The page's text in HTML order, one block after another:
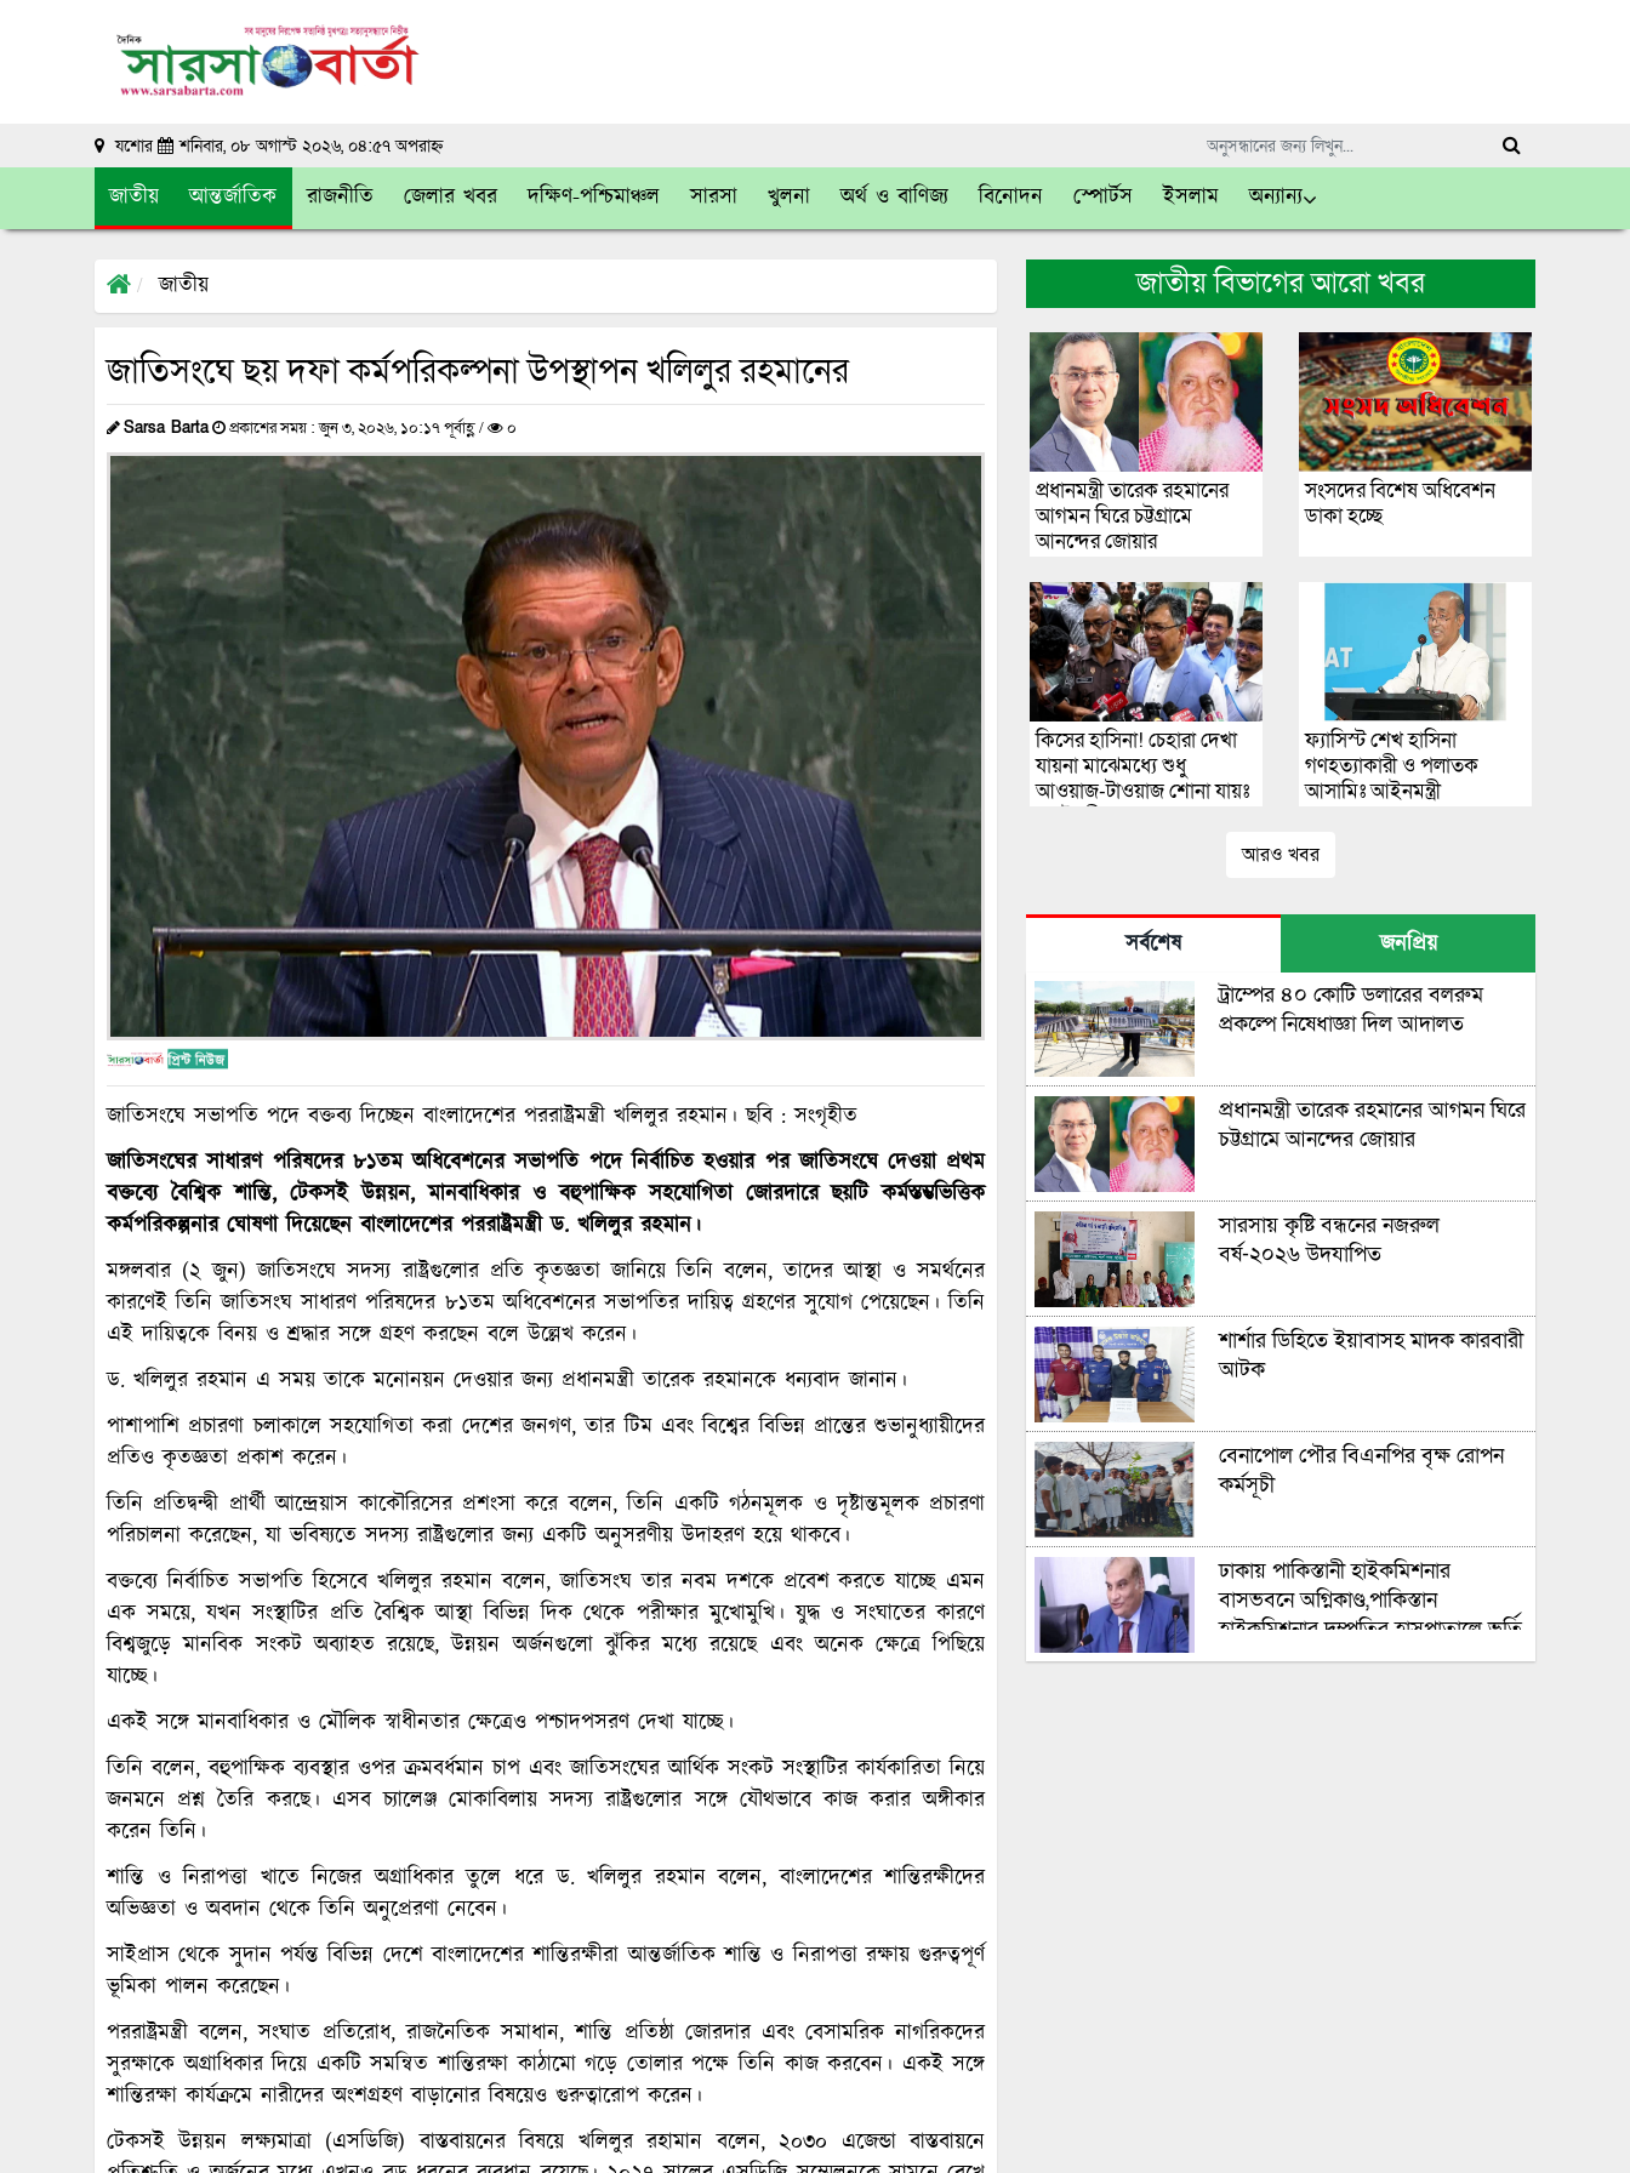
যশোর শনিবার, ০৮ অগাস্ট ২০২৬, ০৪:৫৭ অপরাহ্ন
জাতীয় আন্তর্জাতিক রাজনীতি জেলার খবর দক্ষিণ-পশ্চিমাঞ্চল সারসা খুলনা অর্থ ও বাণিজ্য বিনোদন স্পোর্টস ইসলাম অন্যান্য
জাতীয়
জাতিসংঘে ছয় দফা কর্মপরিকল্পনা উপস্থাপন খলিলুর রহমানের
Sarsa Barta প্রকাশের সময় : জুন ৩, ২০২৬, ১০:১৭ পূর্বাহ্ণ / ০
জাতিসংঘে সভাপতি পদে বক্তব্য দিচ্ছেন বাংলাদেশের পররাষ্ট্রমন্ত্রী খলিলুর রহমান। ছবি : সংগৃহীত
জাতিসংঘের সাধারণ পরিষদের ৮১তম অধিবেশনের সভাপতি পদে নির্বাচিত হওয়ার পর জাতিসংঘে দেওয়া প্রথম
বক্তব্যে বৈশ্বিক শান্তি, টেকসই উন্নয়ন, মানবাধিকার ও বহুপাক্ষিক সহযোগিতা জোরদারে ছয়টি কর্মস্তম্ভভিত্তিক
কর্মপরিকল্পনার ঘোষণা দিয়েছেন বাংলাদেশের পররাষ্ট্রমন্ত্রী ড. খলিলুর রহমান।
মঙ্গলবার (২ জুন) জাতিসংঘে সদস্য রাষ্ট্রগুলোর প্রতি কৃতজ্ঞতা জানিয়ে তিনি বলেন, তাদের আস্থা ও সমর্থনের
কারণেই তিনি জাতিসংঘ সাধারণ পরিষদের ৮১তম অধিবেশনের সভাপতির দায়িত্ব গ্রহণের সুযোগ পেয়েছেন। তিনি
এই দায়িত্বকে বিনয় ও শ্রদ্ধার সঙ্গে গ্রহণ করছেন বলে উল্লেখ করেন।
ড. খলিলুর রহমান এ সময় তাকে মনোনয়ন দেওয়ার জন্য প্রধানমন্ত্রী তারেক রহমানকে ধন্যবাদ জানান।
পাশাপাশি প্রচারণা চলাকালে সহযোগিতা করা দেশের জনগণ, তার টিম এবং বিশ্বের বিভিন্ন প্রান্তের শুভানুধ্যায়ীদের
প্রতিও কৃতজ্ঞতা প্রকাশ করেন।
তিনি প্রতিদ্বন্দ্বী প্রার্থী আন্দ্রেয়াস কাকৌরিসের প্রশংসা করে বলেন, তিনি একটি গঠনমূলক ও দৃষ্টান্তমূলক প্রচারণা
পরিচালনা করেছেন, যা ভবিষ্যতে সদস্য রাষ্ট্রগুলোর জন্য একটি অনুসরণীয় উদাহরণ হয়ে থাকবে।
বক্তব্যে নির্বাচিত সভাপতি হিসেবে খলিলুর রহমান বলেন, জাতিসংঘ তার নবম দশকে প্রবেশ করতে যাচ্ছে এমন
এক সময়ে, যখন সংস্থাটির প্রতি বৈশ্বিক আস্থা বিভিন্ন দিক থেকে পরীক্ষার মুখোমুখি। যুদ্ধ ও সংঘাতের কারণে
বিশ্বজুড়ে মানবিক সংকট অব্যাহত রয়েছে, উন্নয়ন অর্জনগুলো ঝুঁকির মধ্যে রয়েছে এবং অনেক ক্ষেত্রে পিছিয়ে
যাচ্ছে।
একই সঙ্গে মানবাধিকার ও মৌলিক স্বাধীনতার ক্ষেত্রেও পশ্চাদপসরণ দেখা যাচ্ছে।
তিনি বলেন, বহুপাক্ষিক ব্যবস্থার ওপর ক্রমবর্ধমান চাপ এবং জাতিসংঘের আর্থিক সংকট সংস্থাটির কার্যকারিতা নিয়ে
জনমনে প্রশ্ন তৈরি করছে। এসব চ্যালেঞ্জ মোকাবিলায় সদস্য রাষ্ট্রগুলোর সঙ্গে যৌথভাবে কাজ করার অঙ্গীকার
করেন তিনি।
শান্তি ও নিরাপত্তা খাতে নিজের অগ্রাধিকার তুলে ধরে ড. খলিলুর রহমান বলেন, বাংলাদেশের শান্তিরক্ষীদের
অভিজ্ঞতা ও অবদান থেকে তিনি অনুপ্রেরণা নেবেন।
সাইপ্রাস থেকে সুদান পর্যন্ত বিভিন্ন দেশে বাংলাদেশের শান্তিরক্ষীরা আন্তর্জাতিক শান্তি ও নিরাপত্তা রক্ষায় গুরুত্বপূর্ণ
ভূমিকা পালন করেছেন।
পররাষ্ট্রমন্ত্রী বলেন, সংঘাত প্রতিরোধ, রাজনৈতিক সমাধান, শান্তি প্রতিষ্ঠা জোরদার এবং বেসামরিক নাগরিকদের
সুরক্ষাকে অগ্রাধিকার দিয়ে একটি সমন্বিত শান্তিরক্ষা কাঠামো গড়ে তোলার পক্ষে তিনি কাজ করবেন। একই সঙ্গে
শান্তিরক্ষা কার্যক্রমে নারীদের অংশগ্রহণ বাড়ানোর বিষয়েও গুরুত্বারোপ করেন।
টেকসই উন্নয়ন লক্ষ্যমাত্রা (এসডিজি) বাস্তবায়নের বিষয়ে খলিলুর রহামান বলেন, ২০৩০ এজেন্ডা বাস্তবায়নে
জাতীয় বিভাগের আরো খবর
প্রধানমন্ত্রী তারেক রহমানের
আগমন ঘিরে চট্টগ্রামে
আনন্দের জোয়ার
সংসদের বিশেষ অধিবেশন
ডাকা হচ্ছে
কিসের হাসিনা! চেহারা দেখা
যায়না মাঝেমধ্যে শুধু
আওয়াজ-টাওয়াজ শোনা যায়ঃ
ফ্যাসিস্ট শেখ হাসিনা
গণহত্যাকারী ও পলাতক
আসামিঃ আইনমন্ত্রী
আরও খবর
সর্বশেষ জনপ্রিয়
ট্রাম্পের ৪০ কোটি ডলারের বলরুম
প্রকল্পে নিষেধাজ্ঞা দিল আদালত
প্রধানমন্ত্রী তারেক রহমানের আগমন ঘিরে
চট্টগ্রামে আনন্দের জোয়ার
সারসায় কৃষ্টি বন্ধনের নজরুল
বর্ষ-২০২৬ উদযাপিত
শার্শার ডিহিতে ইয়াবাসহ মাদক কারবারী
আটক
বেনাপোল পৌর বিএনপির বৃক্ষ রোপন
কর্মসূচী
ঢাকায় পাকিস্তানী হাইকমিশনার
বাসভবনে অগ্নিকাণ্ড,পাকিস্তান
হাইকমিশনার দম্পতির হাসপাতালে ভর্তি